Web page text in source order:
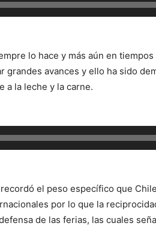
lo hace y más aún en
grandes avances y ello ha sido
a la leche y la carne.
el peso específico que
por lo que la
de las ferias, las cuales